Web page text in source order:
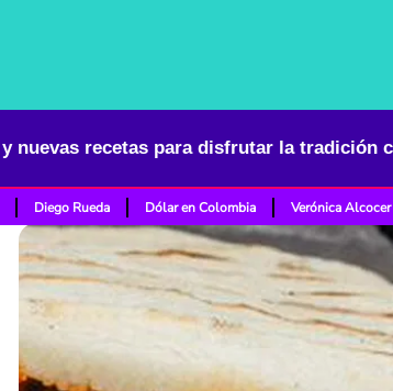
Diego Rueda Dólar en Colombia Verónica Alcocer